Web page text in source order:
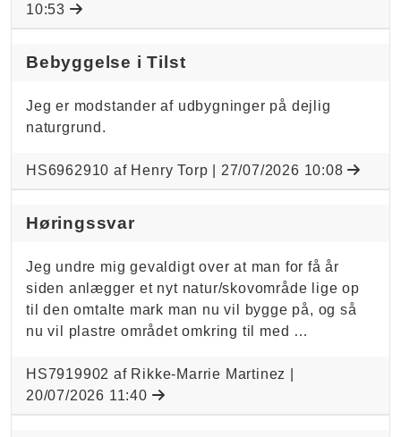
10:53
Bebyggelse i Tilst
Jeg er modstander af udbygninger på dejlig
naturgrund.
HS6962910 af Henry Torp | 27/07/2026 10:08
Høringssvar
Jeg undre mig gevaldigt over at man for få år
siden anlægger et nyt natur/skovområde lige op
til den omtalte mark man nu vil bygge på, og så
nu vil plastre området omkring til med …
HS7919902 af Rikke-Marrie Martinez |
20/07/2026 11:40